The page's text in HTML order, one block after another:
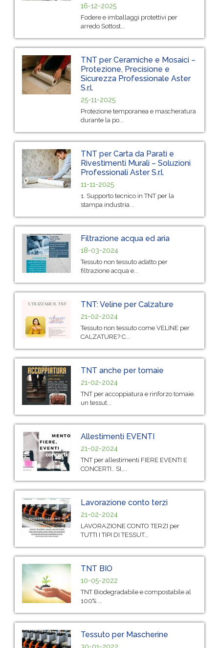
16-12-2025
Fodere e imballaggi protettivi per
arredo Sottost...
TNT per Ceramiche e Mosaici –
Protezione, Precisione e
Sicurezza Professionale Aster
S.r.l.
25-11-2025
Protezione temporanea e mascheratura
durante la po...
TNT per Carta da Parati e
Rivestimenti Murali – Soluzioni
Professionali Aster S.r.l.
11-11-2025
1. Supporto tecnico in TNT per la
stampa industria...
Filtrazione acqua ed aria
18-03-2024
Tessuto non tessuto adatto per
filtrazione acqua e...
TNT: Veline per Calzature
21-02-2024
Tessuto non tessuto come VELINE per
CALZATURE? C...
TNT anche per tomaie
21-02-2024
TNT per accoppiatura e rinforzo tomaie.
un tessut...
Allestimenti EVENTI
21-02-2024
TNT per allestimenti FIERE EVENTI E
CONCERTI.. SI,...
Lavorazione conto terzi
21-02-2024
LAVORAZIONE CONTO TERZI per
TUTTI I TIPI DI TESSUT...
TNT BIO
10-05-2022
TNT Biodegradabile e compostabile al
100% ...
Tessuto per Mascherine
30-01-2022